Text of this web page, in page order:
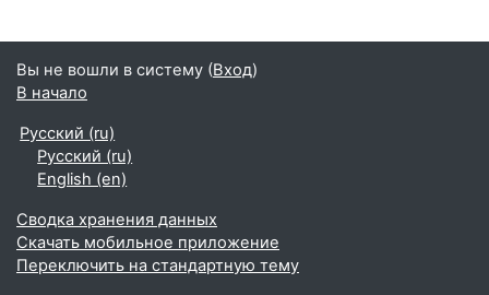
Вы не вошли в систему (Вход)
В начало
Русский ‎(ru)‎
Русский ‎(ru)‎
English ‎(en)‎
Сводка хранения данных
Скачать мобильное приложение
Переключить на стандартную тему